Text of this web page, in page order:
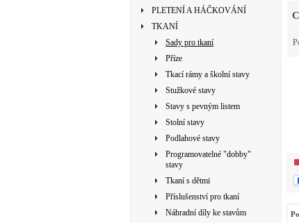
PLETENÍ A HÁČKOVÁNÍ
TKANÍ
Sady pro tkaní
Příze
Tkací rámy a školní stavy
Stužkové stavy
Stavy s pevným listem
Stolní stavy
Podlahové stavy
Programovatelné "dobby"
stavy
Tkaní s dětmi
Příslušenství pro tkaní
Náhradní díly ke stavům